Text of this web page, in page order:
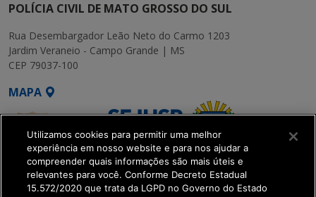
POLÍCIA CIVIL DE MATO GROSSO DO SUL
Rua Desembargador Leão Neto do Carmo 1203
Jardim Veraneio - Campo Grande | MS
CEP 79037-100
MAPA
SETDIG | Secretaria-
Utilizamos cookies para permitir uma melhor
experiência em nosso website e para nos ajudar a
compreender quais informações são mais úteis e
relevantes para você. Conforme Decreto Estadual
15.572/2020 que trata da LGPD no Governo do Estado